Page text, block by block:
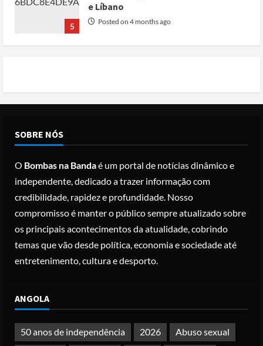
5
e Líbano
Posted on 4 months ago
1
Posted on 3 months ago
2
registo criminal
Posted on 3 months ago
3
Nike vai despedir 1.400 trabalhadores
para apostar em automação e
simplificar operações
Posted on 3 months ago
4
desejo de domínio”
Posted on 4 months ago
SOBRE NÓS
O Bombas na Bandaé um portal de notícias dinâmico e
independente, dedicado a trazer informação com
credibilidade, rapidez e profundidade. Nosso
compromisso é manter o público sempre atualizado sobre
os principais acontecimentos da atualidade, cobrindo
temas que vão desde política, economia e sociedade até
entretenimento, cultura e desporto.
ANGOLA
50 anos de independência 2026
Abuso sexual